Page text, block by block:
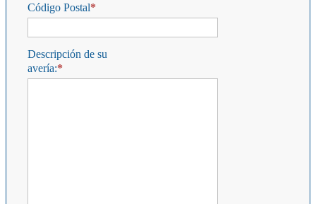
Código Postal
Descripción de su
avería: